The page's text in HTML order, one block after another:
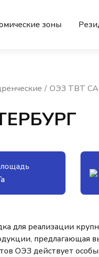
зоны
ОЭЗ ТВТ
для реализации
предлагающая
ОЭЗ действует